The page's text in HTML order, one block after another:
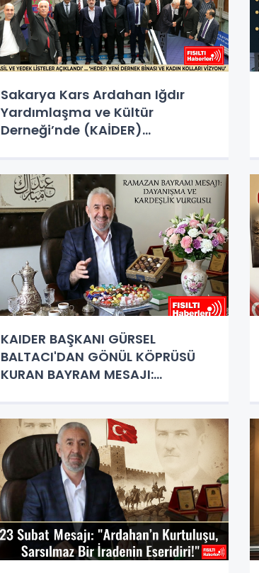
Sakarya Kars Ardahan Iğdır
Yardımlaşma ve Kültür
Derneği’nde (KAİDER)
alarak başkanlığa seçildi.
KAIDER BAŞKANI GÜRSEL
BALTACI'DAN GÖNÜL KÖPRÜSÜ
KURAN BAYRAM MESAJI: